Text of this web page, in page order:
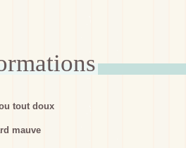
tout doux
mauve